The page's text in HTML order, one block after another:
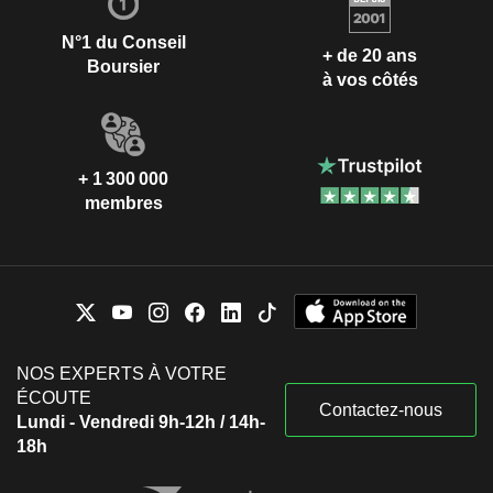
N°1 du Conseil
Boursier
+ de 20 ans
à vos côtés
+ 1 300 000
membres
NOS EXPERTS À VOTRE
ÉCOUTE
Lundi - Vendredi 9h-12h / 14h-
18h
Contactez-nous